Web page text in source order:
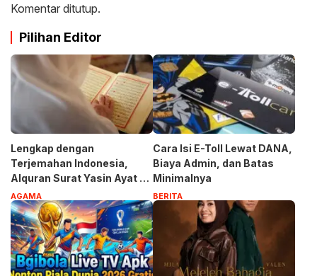
Komentar ditutup.
Pilihan Editor
Lengkap dengan
Terjemahan Indonesia,
Alquran Surat Yasin Ayat 1-
83
AGAMA
Cara Isi E-Toll Lewat DANA,
Biaya Admin, dan Batas
Minimalnya
BERITA